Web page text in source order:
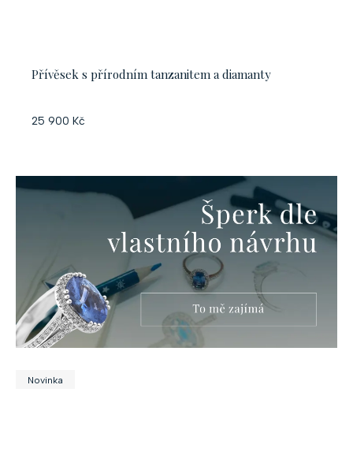
Přívěsek s přírodním tanzanitem a diamanty
25 900 Kč
Novinka